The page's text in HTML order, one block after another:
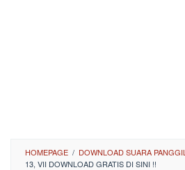
HOMEPAGE / DOWNLOAD SUARA PANGGIL
13, VII DOWNLOAD GRATIS DI SINI !!